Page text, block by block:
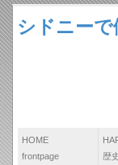
シドニー
HOME
frontpage
歴史